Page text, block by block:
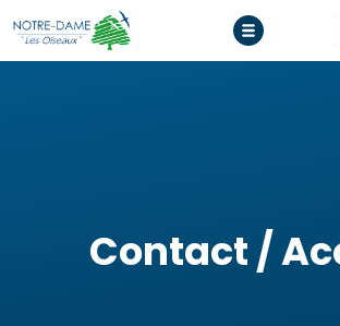
Contact /